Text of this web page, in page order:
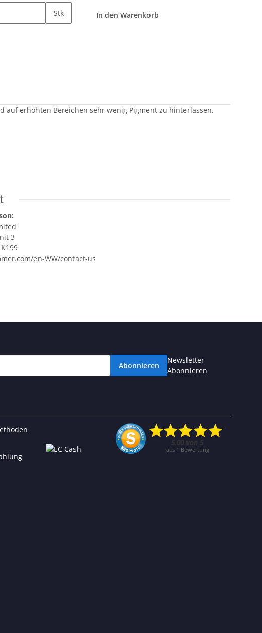
Stk In den Warenkorb
auf erhöhten Bereichen sehr wenig Pigment zu hinterlassen.
3
en-WW/contact-us
Abonnieren
Newsletter
Abonnieren